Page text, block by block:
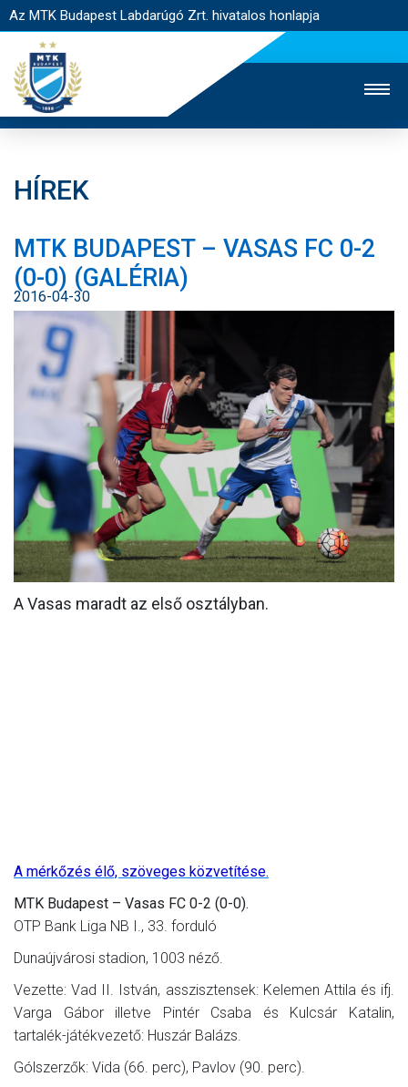
Az MTK Budapest Labdarúgó Zrt. hivatalos honlapja
JEGYÉRTÉKESÍTÉS
WEBSHOP
STADION
EGYESÜLET
HÍREK
CSAPATOK
MÉRKŐZÉSEK
KLUB
GALÉRIA
SZURKOLÓI ÉLMÉNYEK
AKKREDITÁCIÓ
HÍREK
MTK BUDAPEST – VASAS FC 0-2
(0-0) (GALÉRIA)
2016-04-30
A Vasas maradt az első osztályban.
A mérkőzés élő, szöveges közvetítése.
MTK Budapest – Vasas FC 0-2 (0-0).
OTP Bank Liga NB I., 33. forduló
Dunaújvárosi stadion, 1003 néző.
Vezette: Vad II. István, asszisztensek: Kelemen Attila és ifj.
Varga Gábor illetve Pintér Csaba és Kulcsár Katalin,
tartalék-játékvezető: Huszár Balázs.
Gólszerzők: Vida (66. perc), Pavlov (90. perc).